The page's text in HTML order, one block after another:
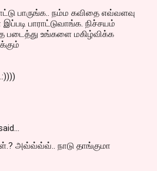
பாருங்க.. நம்ம கவிதை எவ்வளவு
இப்படி பாராட்டுவாங்க. நிச்சயம்
படைத்து உங்களை மகிழ்விக்க
அவ்வ்வ்வ்.. நாடு தாங்குமா